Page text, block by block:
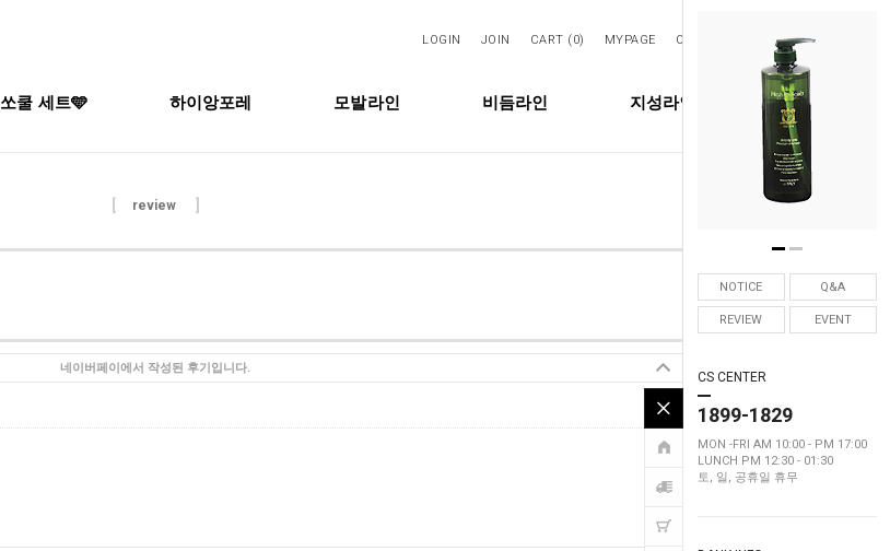
NOTICE Q&A
REVIEW EVENT
CS CENTER
1899-1829
MON -FRI AM 10:00 - PM 17:00
LUNCH PM 12:30 - 01:30
토, 일, 공휴일 휴무
LOGIN JOIN CART ( 0) MYPAGE ORDER SEARCH
쏘쿨 세트🩵 하이앙포레 모발라인 비듬라인 지성라인 탈모라인
review
네이버페이에서 작성된 후기입니다.